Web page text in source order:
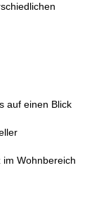
auf einen Blick
Wohnbereich